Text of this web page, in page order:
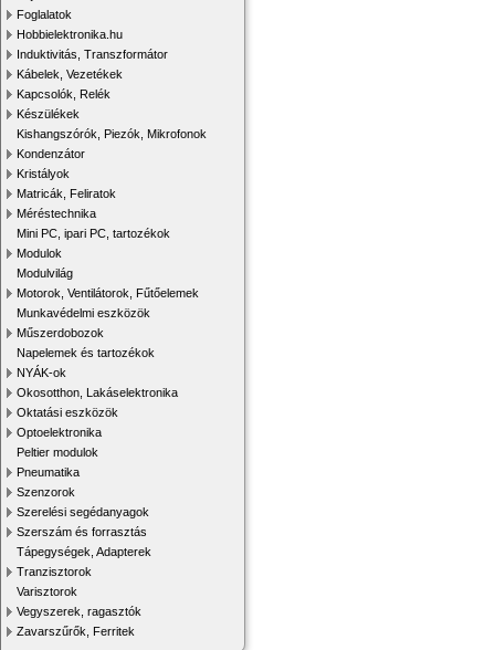
Foglalatok
Hobbielektronika.hu
Induktivitás, Transzformátor
Kábelek, Vezetékek
Kapcsolók, Relék
Készülékek
Kishangszórók, Piezók, Mikrofonok
Kondenzátor
Kristályok
Matricák, Feliratok
Méréstechnika
Mini PC, ipari PC, tartozékok
Modulok
Modulvilág
Motorok, Ventilátorok, Fűtőelemek
Munkavédelmi eszközök
Műszerdobozok
Napelemek és tartozékok
NYÁK-ok
Okosotthon, Lakáselektronika
Oktatási eszközök
Optoelektronika
Peltier modulok
Pneumatika
Szenzorok
Szerelési segédanyagok
Szerszám és forrasztás
Tápegységek, Adapterek
Tranzisztorok
Varisztorok
Vegyszerek, ragasztók
Zavarszűrők, Ferritek